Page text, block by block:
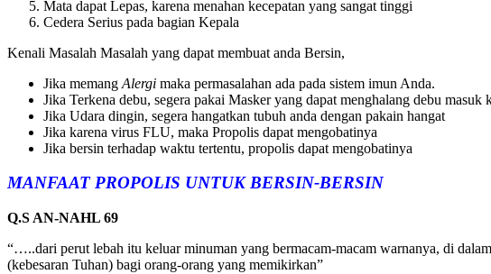
Mata dapat Lepas, karena menahan kecepatan yang sangat tinggi
Cedera Serius pada bagian Kepala
Kenali Masalah Masalah yang dapat membuat anda Bersin,
Jika memang Alergi maka permasalahan ada pada sistem imun Anda.
Jika Terkena debu, segera pakai Masker yang dapat menghalang debu masuk
Jika Udara dingin, segera hangatkan tubuh anda dengan pakain hangat
Jika karena virus FLU, maka Propolis dapat mengobatinya
Jika bersin terhadap waktu tertentu, propolis dapat mengobatinya
MANFAAT PROPOLIS UNTUK BERSIN-BERSIN
Q.S AN-NAHL 69
“…..dari perut lebah itu keluar minuman yang bermacam-macam warnanya, di
(kebesaran Tuhan) bagi orang-orang yang memikirkan”